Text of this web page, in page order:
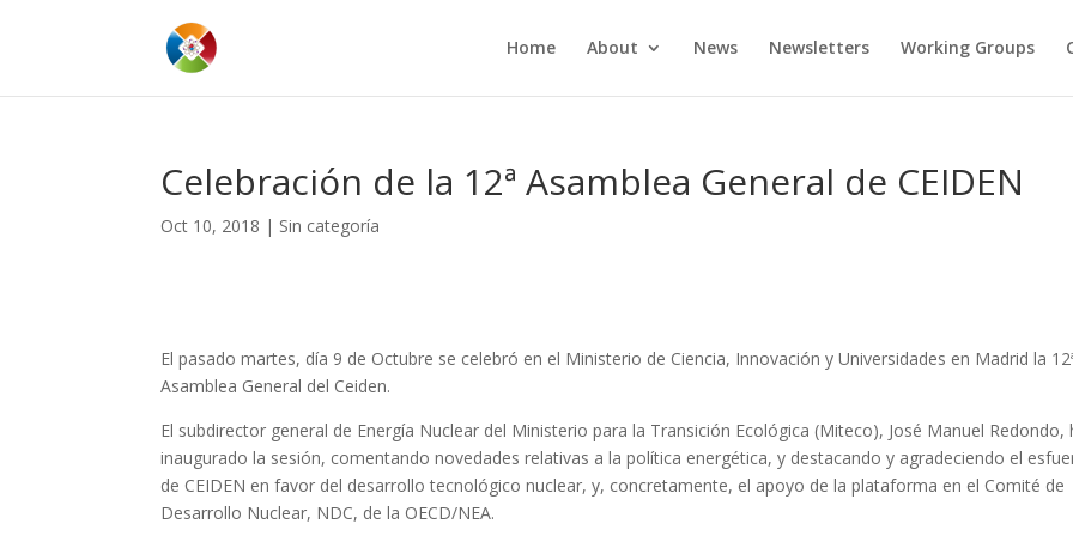
Home About News Newsletters Working Groups
Celebración de la 12ª Asamblea General de CEIDEN
Oct 10, 2018 | Sin categoría
El pasado martes, día 9 de Octubre se celebró en el Ministerio de Ciencia, Innovación y Universidades en Madrid la
Asamblea General del Ceiden.
El subdirector general de Energía Nuclear del Ministerio para la Transición Ecológica (Miteco), José Manuel Redondo,
inaugurado la sesión, comentando novedades relativas a la política energética, y destacando y agradeciendo el
de CEIDEN en favor del desarrollo tecnológico nuclear, y, concretamente, el apoyo de la plataforma en el Comité de
Desarrollo Nuclear, NDC, de la OECD/NEA.